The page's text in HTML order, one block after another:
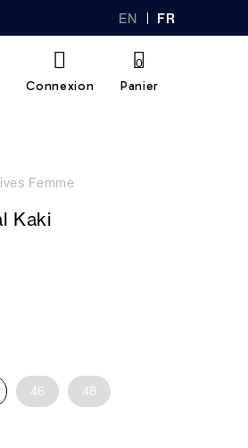
EN FR
Connexion Panier
0
Femme
Kaki
46 48